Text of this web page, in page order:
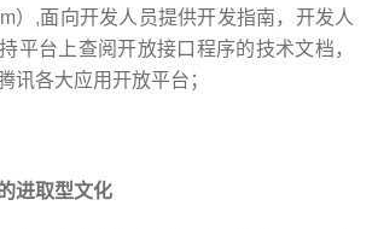
）,面向开发人员提供开发指南，开发人
平台上查阅开放接口程序的技术文档，
讯各大应用开放平台；
进取型文化